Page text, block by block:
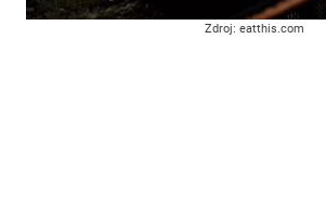
Zdroj: eatthis.com